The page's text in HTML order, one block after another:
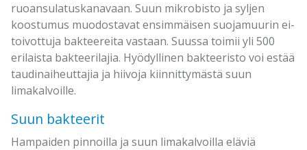
ruoansulatuskanavaan. Suun mikrobisto ja syljen
koostumus muodostavat ensimmäisen suojamuurin ei-
toivottuja bakteereita vastaan. Suussa toimii yli 500
erilaista bakteerilajia. Hyödyllinen bakteeristo voi estää
taudinaiheuttajia ja hiivoja kiinnittymästä suun
limakalvoille.
Suun bakteerit
Hampaiden pinnoilla ja suun limakalvoilla eläviä